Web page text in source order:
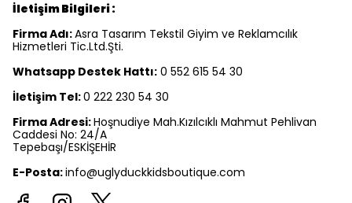
İletişim Bilgileri :
Firma Adı:Asra Tasarım Tekstil Giyim ve Reklamcılık
Hizmetleri Tic.Ltd.Şti.
Whatsapp Destek Hattı: 0 552 615 54 30
İletişim Tel:0 222 230 54 30
Firma Adresi:Hoşnudiye Mah.Kızılcıklı Mahmut Pehlivan
Caddesi No: 24/A
Tepebaşı/ESKİŞEHİR
E-Posta:info@uglyduckkidsboutique.com